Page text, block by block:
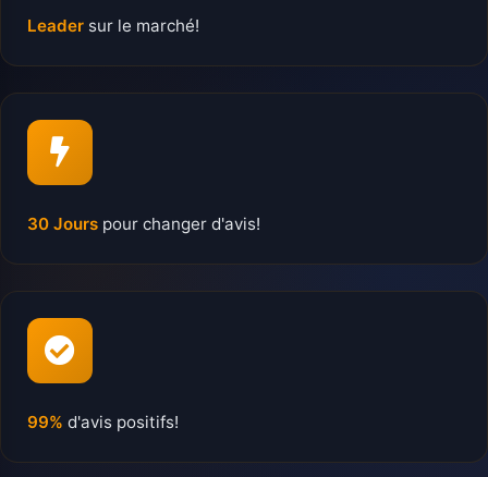
Leader sur le marché!
30 Jours pour changer d'avis!
99% d'avis positifs!